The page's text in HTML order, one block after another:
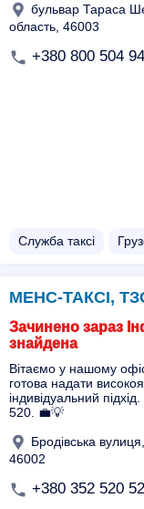
бульвар Тараса
область, 46003
+380 800 504
Служба таксі
МЕНС-ТАКСІ,
Зачинено зараз
знайдена
Вітаємо у нашому
готова надати
індивідуальний
520. 💼💡
Бродівська
46002
+380 352 520